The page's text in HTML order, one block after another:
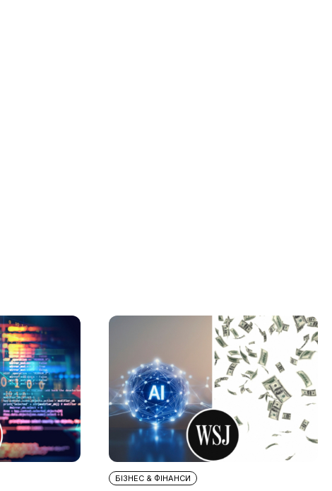
БІЗНЕС & ФІНАНСИ